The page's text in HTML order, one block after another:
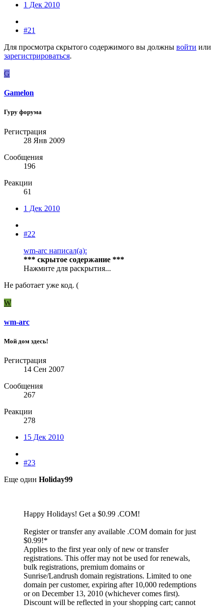
1 Дек 2010
#21
Для просмотра скрытого содержимого вы должны войти или
зарегистрироваться.
G
Gamelon
Гуру форума
Регистрация
28 Янв 2009
Сообщения
196
Реакции
61
1 Дек 2010
#22
wm-arc написал(а):
*** скрытое содержание ***
Нажмите для раскрытия...
Не работает уже код. (
W
wm-arc
Мой дом здесь!
Регистрация
14 Сен 2007
Сообщения
267
Реакции
278
15 Дек 2010
#23
Еще один Holiday99
Happy Holidays! Get a $0.99 .COM!
Register or transfer any available .COM domain for just
$0.99!*
Applies to the first year only of new or transfer
registrations. This offer may not be used for renewals,
bulk registrations, premium domains or
Sunrise/Landrush domain registrations. Limited to one
domain per customer, expiring after 10,000 redemptions
or on December 13, 2010 (whichever comes first).
Discount will be reflected in your shopping cart; cannot